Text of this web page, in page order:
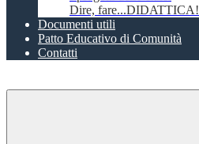
Dire, fare...DIDATTICA!
Documenti utili
Patto Educativo di Comunità
Contatti